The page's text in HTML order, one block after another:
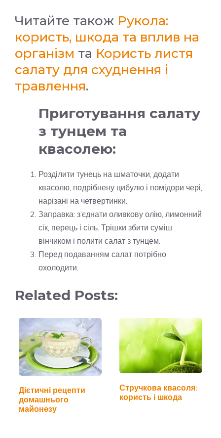
Читайте також Рукола:
користь, шкода та вплив на
організм та Користь листя
салату для схуднення і
травлення.
Приготування салату
з тунцем та
квасолею:
Розділити тунець на шматочки, додати
квасолю, подрібнену цибулю і помідори чері,
нарізані на четвертинки.
Заправка: з’єднати оливкову олію, лимонний
сік, перець і сіль. Трішки збити суміш
вінчиком і полити салат з тунцем.
Перед подаванням салат потрібно
охолодити.
Related Posts:
Дієтичні рецепти
домашнього
майонезу
Стручкова квасоля:
користь і шкода